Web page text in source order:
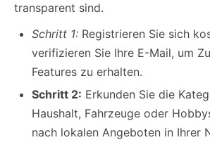
transparent sind.
Schritt 1: Registrieren Sie sich
verifizieren Sie Ihre E-Mail, um
Features zu erhalten.
Schritt 2: Erkunden Sie die
Haushalt, Fahrzeuge oder
nach lokalen Angeboten in Ihrer